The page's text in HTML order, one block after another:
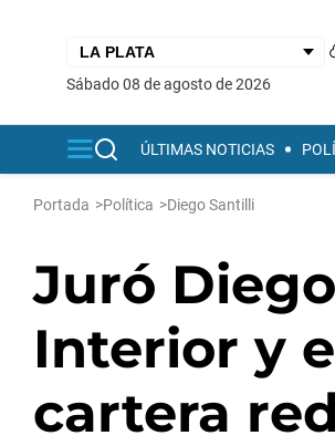
sábado 08 de agosto de 2026
ÚLTIMAS NOTICIAS
Portada >Política >Diego Santilli
Juró
Interior y
cartera